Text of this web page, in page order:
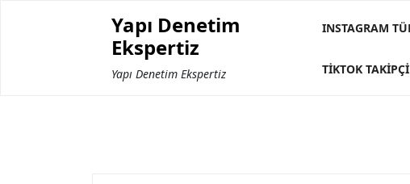
Yapı Denetim
Ekspertiz
Yapı Denetim Ekspertiz
INSTAGRAM
TIKTOK